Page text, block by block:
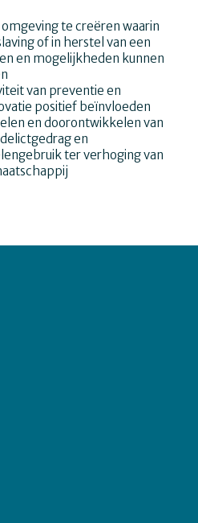
te creëren waarin
of in herstel van een
en mogelijkheden kunnen
van preventie en
positief beïnvloeden
en doorontwikkelen van
en
ter verhoging van